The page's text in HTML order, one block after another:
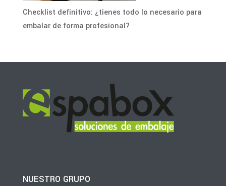
Checklist definitivo: ¿tienes todo lo necesario para
embalar de forma profesional?
NUESTRO GRUPO